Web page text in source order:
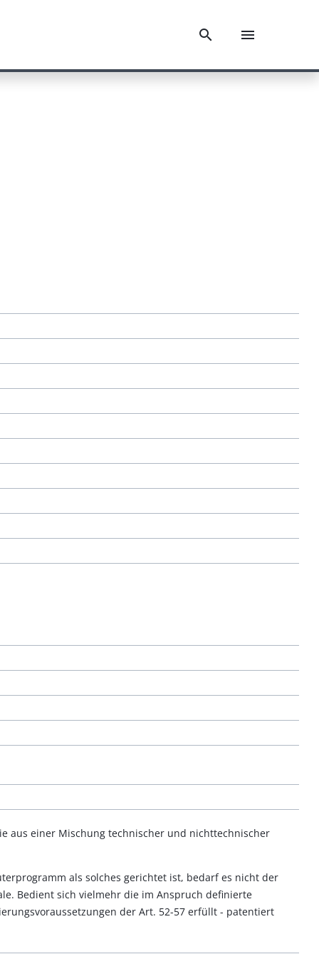
aus einer Mischung technischer und nichttechnischer
als solches gerichtet ist, bedarf es nicht der
Bedient sich vielmehr die im Anspruch definierte
der Art. 52-57 erfüllt - patentiert